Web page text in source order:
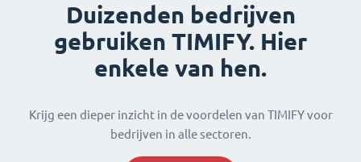
Duizenden bedrijven
gebruiken TIMIFY. Hier
enkele van hen.
Krijg een dieper inzicht in de voordelen van TIMIFY voor
bedrijven in alle sectoren.